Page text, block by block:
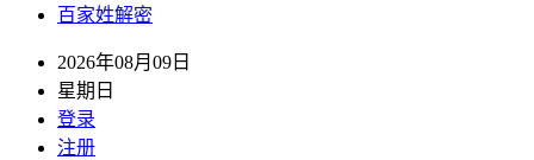
百家姓解密
2026年08月09日
星期日
登录
注册